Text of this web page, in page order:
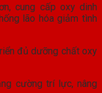
cung cấp oxy dinh
lão hóa giảm tình
đủ dưỡng chất oxy
cường trí lực, nâng